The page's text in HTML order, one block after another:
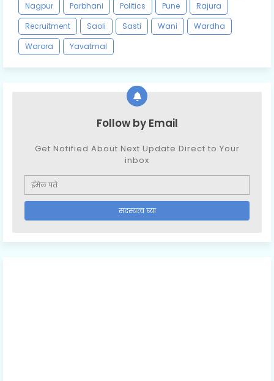
Nagpur
Parbhani Politics Pune
Rajura
Recruitment
Saoli Sasti Wani
Wardha
Warora
Yavatmal
Follow by Email
Get Notified About Next Update Direct to Your
inbox